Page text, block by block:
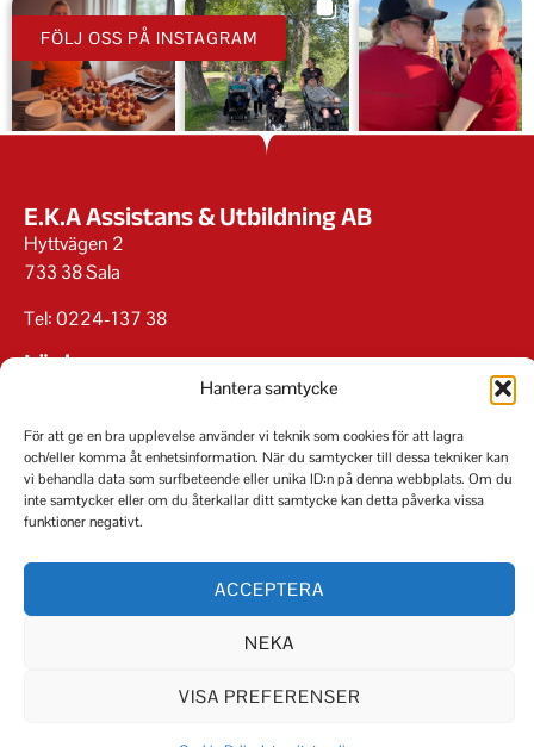
Hantera samtycke
För att ge en bra upplevelse använder vi teknik som cookies för att lagra
och/eller komma åt enhetsinformation. När du samtycker till dessa tekniker kan
vi behandla data som surfbeteende eller unika ID:n på denna webbplats. Om du
inte samtycker eller om du återkallar ditt samtycke kan detta påverka vissa
funktioner negativt.
ACCEPTERA
NEKA
VISA PREFERENSER
FÖLJ OSS PÅ INSTAGRAM
E.K.A Assistans & Utbildning AB
Hyttvägen 2
733 38 Sala
Tel: 0224-137 38
Länkar
Visselblåsning
Integritetspolicy
Cookiepolicy